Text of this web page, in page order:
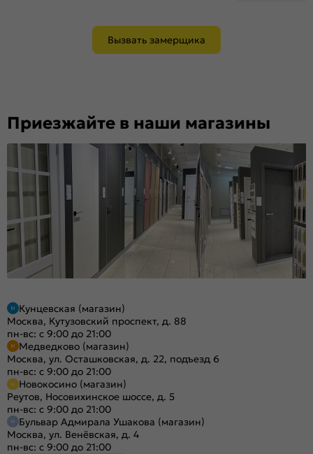
Вызвать замерщика
Приезжайте в наши магазины
Кунцевская (магазин)
Москва, Кутузовский проспект, д. 88
пн-вс: с 9:00 до 21:00
Медведково (магазин)
Москва, ул. Осташковская, д. 22, подъезд 6
пн-вс: с 9:00 до 21:00
Новокосино (магазин)
Реутов, Носовихинское шоссе, д. 5
пн-вс: с 9:00 до 21:00
Бульвар Адмирала Ушакова (магазин)
Москва, ул. Венёвская, д. 4
пн-вс: с 9:00 до 21:00